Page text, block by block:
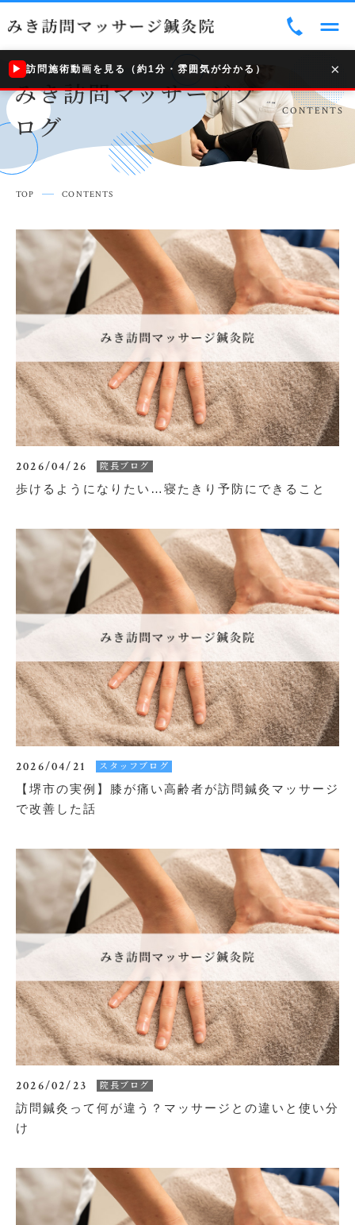
▶ 訪問施術動画を見る（約1分・雰囲気が分かる） ×
トップ
こんなお悩みのある方へ
TROUBLE
当院について
ABOUT US
ご利用案内
アクセス
ACCESS
お知らせ一覧
コンテンツ一覧
みき訪問マッサージブ
ログ
CONTENTS
TOP CONTENTS
2026/04/26 院長ブログ
歩けるようになりたい…寝たきり予防にできること
2026/04/21 スタッフブログ
【堺市の実例】膝が痛い高齢者が訪問鍼灸マッサージ
で改善した話
2026/02/23 院長ブログ
訪問鍼灸って何が違う？マッサージとの違いと使い分
け